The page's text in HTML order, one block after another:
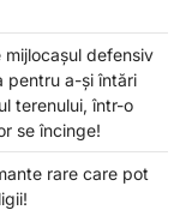
mijlocașul defensiv
pentru a-și întări
terenului, într-o
se încinge!
rare care pot